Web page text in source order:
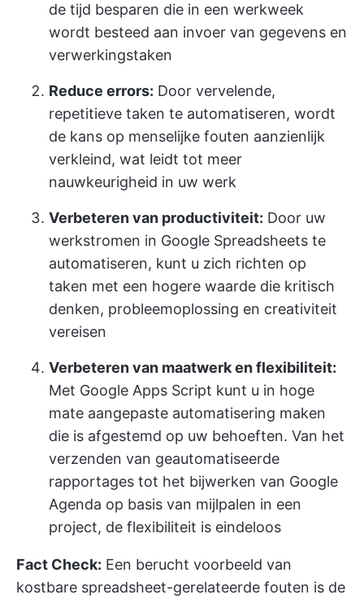
de tijd besparen die in een werkweek
wordt besteed aan invoer van gegevens en
verwerkingstaken
Reduce errors: Door vervelende,
repetitieve taken te automatiseren, wordt
de kans op menselijke fouten aanzienlijk
verkleind, wat leidt tot meer
nauwkeurigheid in uw werk
Verbeteren van productiviteit: Door uw
werkstromen in Google Spreadsheets te
automatiseren, kunt u zich richten op
taken met een hogere waarde die kritisch
denken, probleemoplossing en creativiteit
vereisen
Verbeteren van maatwerk en flexibiliteit:
Met Google Apps Script kunt u in hoge
mate aangepaste automatisering maken
die is afgestemd op uw behoeften. Van het
verzenden van geautomatiseerde
rapportages tot het bijwerken van Google
Agenda op basis van mijlpalen in een
project, de flexibiliteit is eindeloos
Fact Check: Een berucht voorbeeld van
kostbare spreadsheet-gerelateerde fouten is de